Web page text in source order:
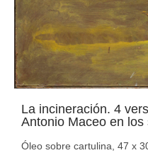
La incineración. 4
Antonio Maceo en
Óleo sobre cartulina, 47 x